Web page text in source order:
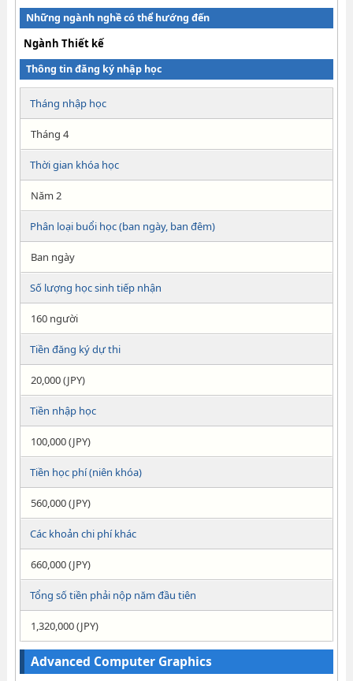
Những ngành nghề có thể hướng đến
Ngành Thiết kế
Thông tin đăng ký nhập học
Tháng nhập học
Tháng 4
Thời gian khóa học
Năm 2
Phân loại buổi học (ban ngày, ban đêm)
Ban ngày
Số lượng học sinh tiếp nhận
160 người
Tiền đăng ký dự thi
20,000 (JPY)
Tiền nhập học
100,000 (JPY)
Tiền học phí (niên khóa)
560,000 (JPY)
Các khoản chi phí khác
660,000 (JPY)
Tổng số tiền phải nộp năm đầu tiên
1,320,000 (JPY)
Advanced Computer Graphics